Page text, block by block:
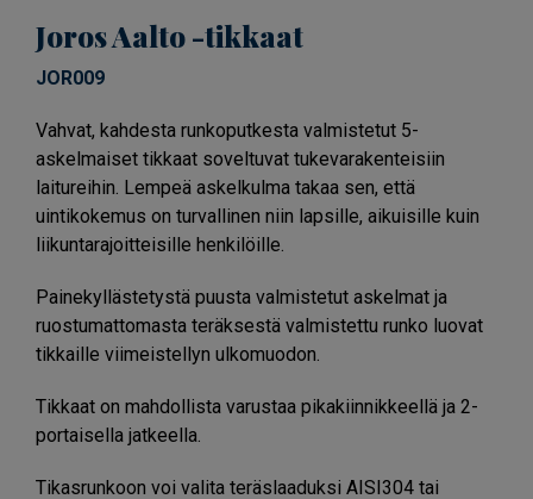
Joros Aalto -tikkaat
JOR009
Vahvat, kahdesta runkoputkesta valmistetut 5-
askelmaiset tikkaat soveltuvat tukevarakenteisiin
laitureihin. Lempeä askelkulma takaa sen, että
uintikokemus on turvallinen niin lapsille, aikuisille kuin
liikuntarajoitteisille henkilöille.
Painekyllästetystä puusta valmistetut askelmat ja
ruostumattomasta teräksestä valmistettu runko luovat
tikkaille viimeistellyn ulkomuodon.
Tikkaat on mahdollista varustaa pikakiinnikkeellä ja 2-
portaisella jatkeella.
Tikasrunkoon voi valita teräslaaduksi AISI304 tai